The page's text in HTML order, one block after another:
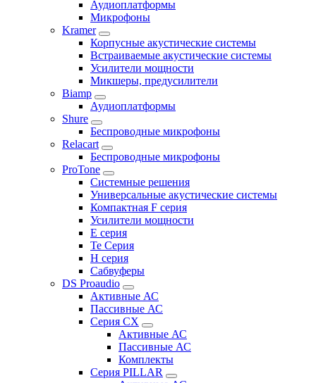
Аудиоплатформы
Микрофоны
Kramer
Корпусные акустические системы
Встраиваемые акустические системы
Усилители мощности
Микшеры, предусилители
Biamp
Аудиоплатформы
Shure
Беспроводные микрофоны
Relacart
Беспроводные микрофоны
ProTone
Системные решения
Универсальные акустические системы
Компактная F серия
Усилители мощности
E серия
Te Серия
H серия
Сабвуферы
DS Proaudio
Активные АС
Пассивные АС
Серия CX
Активные АС
Пассивные АС
Комплекты
Серия PILLAR